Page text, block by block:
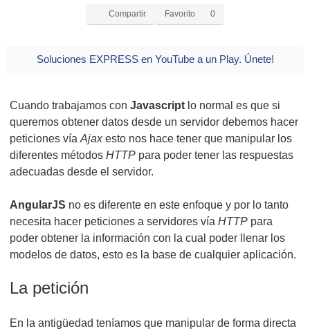
Compartir Favorito 0
Soluciones EXPRESS en YouTube a un Play. Únete!
Cuando trabajamos con Javascript lo normal es que si
queremos obtener datos desde un servidor debemos hacer
peticiones vía Ajaxesto nos hace tener que manipular los
diferentes métodos HTTP para poder tener las respuestas
adecuadas desde el servidor.
AngularJS no es diferente en este enfoque y por lo tanto
necesita hacer peticiones a servidores vía HTTP para
poder obtener la información con la cual poder llenar los
modelos de datos, esto es la base de cualquier aplicación.
La petición
En la antigüedad teníamos que manipular de forma directa